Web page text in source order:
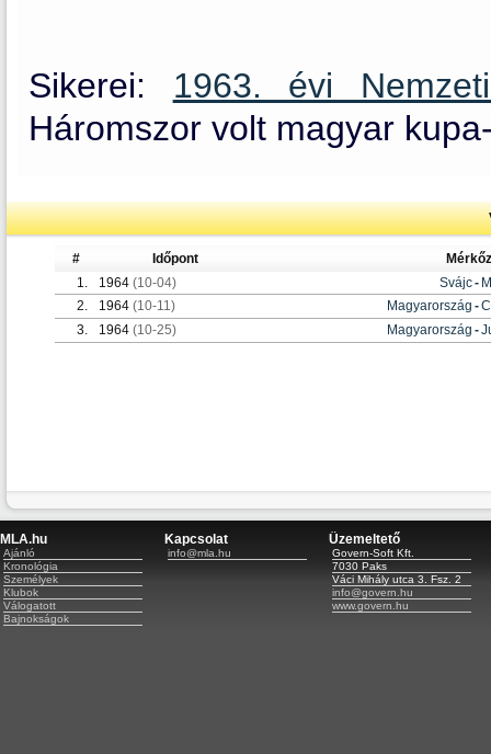
Sikerei: 1963. évi
Háromszor volt magyar
# Időpont
1.
1964 (10-04) Svájc-
2.
1964 (10-11) Magyarország -
3.
1964 (10-25) Magyarország -
MLA.hu
Ajánló
Kronológia
Személyek
Klubok
Válogatott
Bajnokságok
Kapcsolat
info@mla.hu
Üzemeltető
Govern-Soft Kft.
7030 Paks
Váci Mihály utca 3. Fsz. 2
info@govern.hu
www.govern.hu